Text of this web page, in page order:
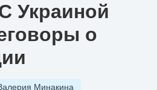
Украиной
о
Минакина